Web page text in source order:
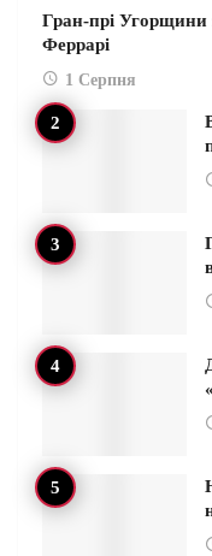
Гран-прі Угорщини
Феррарі
1 Серпня